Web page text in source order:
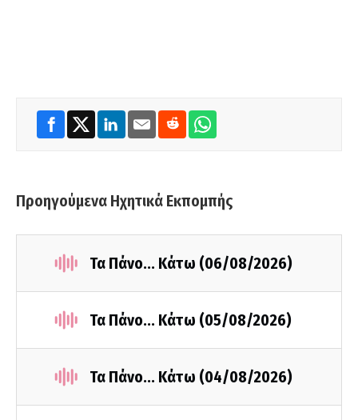
Προηγούμενα Ηχητικά Εκπομπής
Τα Πάνο... Κάτω (06/08/2026)
Τα Πάνο... Κάτω (05/08/2026)
Τα Πάνο... Κάτω (04/08/2026)